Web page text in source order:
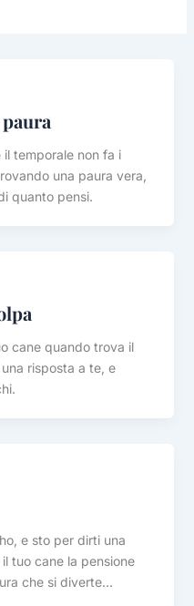
temporale non fa i
una paura vera,
quanto pensi.
cane quando trova il
risposta a te, e
e sto per dirti una
tuo cane la pensione
che si diverte…